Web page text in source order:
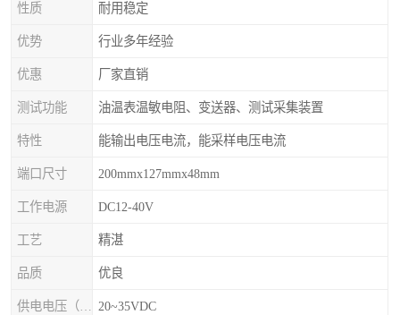
性质 耐用稳定
优势 行业多年经验
优惠 厂家直销
测试功能 油温表温敏电阻、变送器、测试采集装置
特性 能输出电压电流，能采样电压电流
端口尺寸 200mmx127mmx48mm
工作电源 DC12-40V
工艺 精湛
品质 优良
20~35VDC